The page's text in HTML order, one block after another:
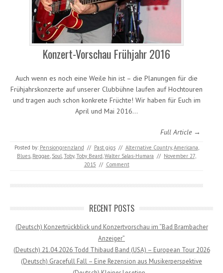
Konzert-Vorschau Frühjahr 2016
Auch wenn es noch eine Weile hin ist – die Planungen für die
Frühjahrskonzerte auf unserer Clubbühne laufen auf Hochtouren
und tragen auch schon konkrete Früchte! Wir haben für Euch im
April und Mai 2016…
Full Article →
Posted by: Pensiongrenzland // Past gigs // Alternative Country,Americana,
Blues, Reggae, Soul,Toby,Toby Beard,Walter Salas-Humara // November 27,
2015 // Comment
RECENT POSTS
(Deutsch) Konzertrückblick und Konzertvorschau im “Bad Brambacher
Anzeiger”
(Deutsch) 21.04.2026 Todd Thibaud Band (USA) – European Tour 2026
(Deutsch) Gracefull Fall – Eine Rezension aus Musikerperspektive